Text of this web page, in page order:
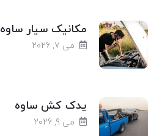
مکانیک سیار ساوه
می 7, 2026
یدک کش ساوه
می 9, 2026